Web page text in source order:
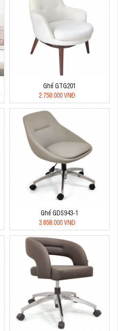
Ghế GTG201
2.750.000 VNĐ
Ghế GDS943-1
3.658.000 VNĐ